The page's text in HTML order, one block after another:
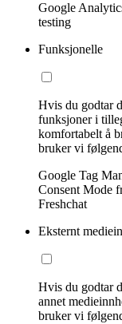
Google
testing
Funksjonelle
Hvis du godtar
funksjoner i
komfortabelt å
bruker vi
Google Tag
Consent Mode
Freshchat
Eksternt
Hvis du godtar
annet
bruker vi